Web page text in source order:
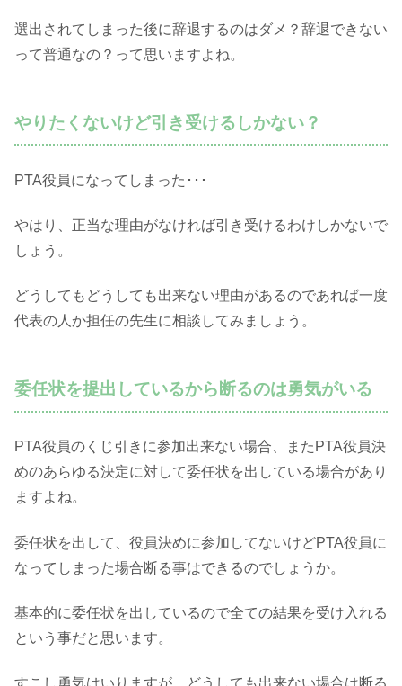
選出されてしまった後に辞退するのはダメ？辞退できない
って普通なの？って思いますよね。
やりたくないけど引き受けるしかない？
PTA役員になってしまった･･･
やはり、正当な理由がなければ引き受けるわけしかないで
しょう。
どうしてもどうしても出来ない理由があるのであれば一度
代表の人か担任の先生に相談してみましょう。
委任状を提出しているから断るのは勇気がいる
PTA役員のくじ引きに参加出来ない場合、またPTA役員決
めのあらゆる決定に対して委任状を出している場合があり
ますよね。
委任状を出して、役員決めに参加してないけどPTA役員に
なってしまった場合断る事はできるのでしょうか。
基本的に委任状を出しているので全ての結果を受け入れる
という事だと思います。